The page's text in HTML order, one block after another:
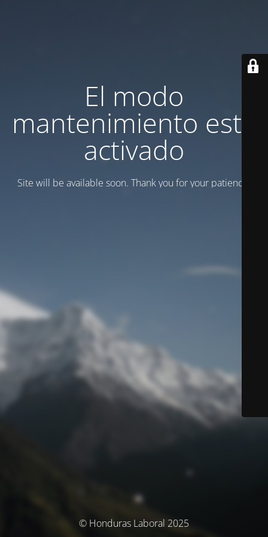
El modo
mantenimiento está
activado
Site will be available soon. Thank you for your patience!
© Honduras Laboral 2025